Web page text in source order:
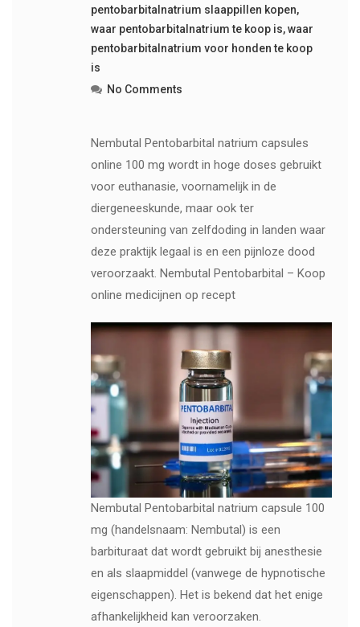
pentobarbitalnatrium slaappillen kopen,
waar pentobarbitalnatrium te koop is,waar
pentobarbitalnatrium voor honden te koop
is
No Comments
Nembutal Pentobarbital natrium capsules
online 100 mg wordt in hoge doses gebruikt
voor euthanasie, voornamelijk in de
diergeneeskunde, maar ook ter
ondersteuning van zelfdoding in landen waar
deze praktijk legaal is en een pijnloze dood
veroorzaakt. Nembutal Pentobarbital – Koop
online medicijnen op recept
Nembutal Pentobarbital natrium capsule 100
mg (handelsnaam: Nembutal) is een
barbituraat dat wordt gebruikt bij anesthesie
en als slaapmiddel (vanwege de hypnotische
eigenschappen). Het is bekend dat het enige
afhankelijkheid kan veroorzaken.